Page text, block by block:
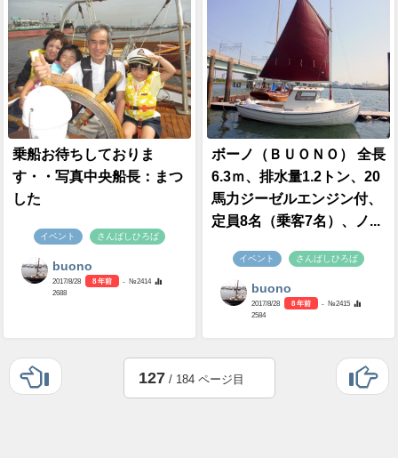
乗船お待ちしておりま
す・・写真中央船長：まつ
した
イベント さんばしひろば
buono
2017/8/28 8 年前
- №2414
2688
ボーノ（ＢＵＯＮＯ） 全長
6.3ｍ、排水量1.2トン、20
馬力ジーゼルエンジン付、
定員8名（乗客7名）、ノ...
イベント さんばしひろば
buono
2017/8/28 8 年前
- №2415
2584
127 / 184 ページ目